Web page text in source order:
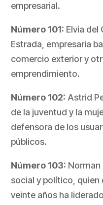
empresarial.
Número 101: Elvia del
Estrada, empresaria
comercio exterior y
emprendimiento.
Número 102: Astrid
de la juventud y la
defensora de los
públicos.
Número 103: Norman
social y político, quien
veinte años ha